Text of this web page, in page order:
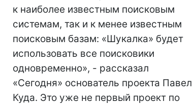
к наиболее известным поисковым
системам, так и к менее известным
поисковым базам: «Шукалка» будет
использовать все поисковики
одновременно», - рассказал
«Сегодня» основатель проекта Павел
Куда. Это уже не первый проект по